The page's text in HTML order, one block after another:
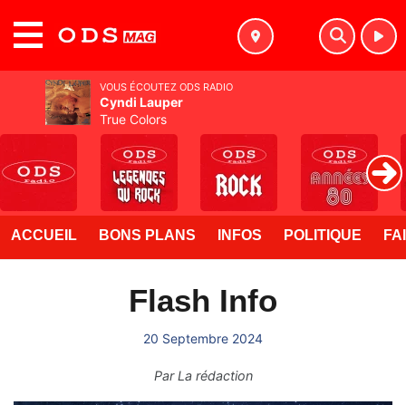
ACCUEIL BONS PLANS INFOS POLITIQUE
Flash Info
20 Septembre 2024
ParLa rédaction
VOUS ÉCOUTEZ ODS RADIO
Cyndi Lauper
True Colors